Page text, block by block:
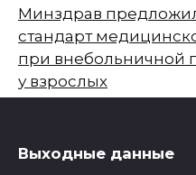
Минздрав
стандарт
при внебольничной
у взрослых
Выходные данные